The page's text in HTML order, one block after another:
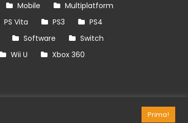
Mobile
Multiplatform
PS Vita PS3
PS4
Software
Switch
Wii U
Xbox 360
Prima!